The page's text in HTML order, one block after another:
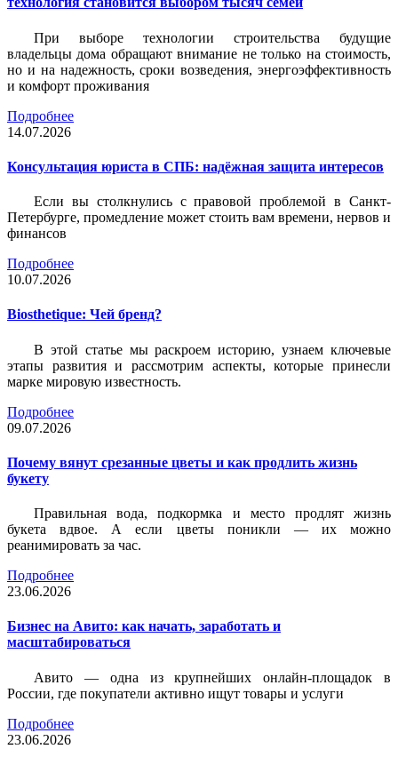
При выборе технологии строительства будущие
владельцы дома обращают внимание не только на стоимость,
но и на надежность, сроки возведения, энергоэффективность
и комфорт проживания
Подробнее
14.07.2026
Консультация юриста в СПБ: надёжная защита интересов
Если вы столкнулись с правовой проблемой в Санкт-
Петербурге, промедление может стоить вам времени, нервов и
финансов
Подробнее
10.07.2026
Biosthetique: Чей бренд?
В этой статье мы раскроем историю, узнаем ключевые
этапы развития и рассмотрим аспекты, которые принесли
марке мировую известность.
Подробнее
09.07.2026
Почему вянут срезанные цветы и как продлить жизнь
букету
Правильная вода, подкормка и место продлят жизнь
букета вдвое. А если цветы поникли — их можно
реанимировать за час.
Подробнее
23.06.2026
Бизнес на Авито: как начать, заработать и
масштабироваться
Авито — одна из крупнейших онлайн-площадок в
России, где покупатели активно ищут товары и услуги
Подробнее
23.06.2026